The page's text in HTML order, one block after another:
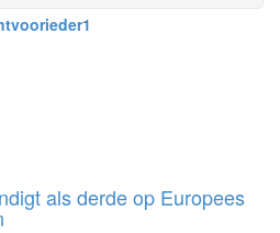
als derde op Europees